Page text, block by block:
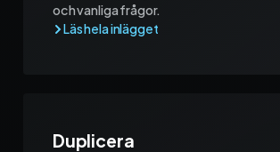
och vanliga frågor.
Duplicera